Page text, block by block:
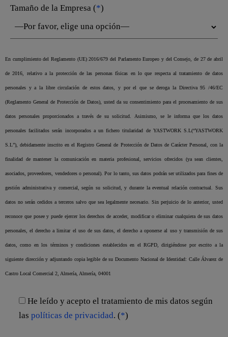
Tamaño de la Empresa (*)
En cumplimiento del Reglamento (UE) 2016/679 del Parlamento Europeo y del Consejo, de 27 de abril
de 2016, relativo a la protección de las personas físicas en lo que respecta al tratamiento de datos
personales y a la libre circulación de estos datos, y por el que se deroga la Directiva 95 /46/EC
(Reglamento General de Protección de Datos), usted da su consentimiento para el procesamiento de sus
datos personales proporcionados a través de su solicitud. Asimismo, se le informa que los datos
personales facilitados serán incorporados a un fichero titularidad de YASTWORK S.L(“YASTWORK
S.L”), debidamente inscrito en el Registro General de Protección de Datos de Carácter Personal, con la
finalidad de mantener la comunicación en materia profesional, servicios ofrecidos (ya sean clientes,
asociados, proveedores, vendedores o personal). Por lo tanto, sus datos podrán ser utilizados para fines de
gestión administrativa y comercial, según su solicitud, y durante la eventual relación contractual. Sus
datos no serán cedidos a terceros salvo que sea legalmente necesario. Sin perjuicio de lo anterior, usted
reconoce que posee y puede ejercer los derechos de acceder, modificar o eliminar cualquiera de sus datos
personales, el derecho a limitar el uso de sus datos, el derecho a oponerse al uso y transmisión de sus
datos, como en los términos y condiciones establecidos en el RGPD, dirigiéndose por escrito a la
siguiente dirección y adjuntando copia legible de su Documento Nacional de Identidad: Calle Álvarez de
Castro Local Comercial 2, Almería, Almería, 04001
He leído y acepto el tratamiento de mis datos según
laspolíticas de privacidad. (*)